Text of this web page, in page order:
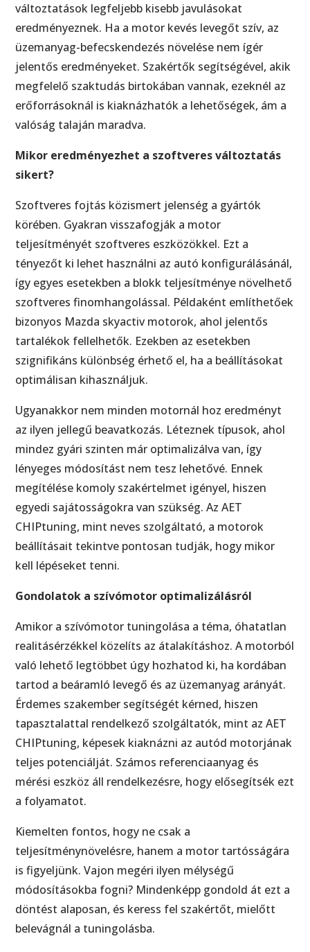
változtatások legfeljebb kisebb javulásokat
eredményeznek. Ha a motor kevés levegőt szív, az
üzemanyag-befecskendezés növelése nem ígér
jelentős eredményeket. Szakértők segítségével, akik
megfelelő szaktudás birtokában vannak, ezeknél az
erőforrásoknál is kiaknázhatók a lehetőségek, ám a
valóság talaján maradva.
Mikor eredményezhet a szoftveres változtatás
sikert?
Szoftveres fojtás közismert jelenség a gyártók
körében. Gyakran visszafogják a motor
teljesítményét szoftveres eszközökkel. Ezt a
tényezőt ki lehet használni az autó konfigurálásánál,
így egyes esetekben a blokk teljesítménye növelhető
szoftveres finomhangolással. Példaként említhetőek
bizonyos Mazda skyactiv motorok, ahol jelentős
tartalékok fellelhetők. Ezekben az esetekben
szignifikáns különbség érhető el, ha a beállításokat
optimálisan kihasználjuk.
Ugyanakkor nem minden motornál hoz eredményt
az ilyen jellegű beavatkozás. Léteznek típusok, ahol
mindez gyári szinten már optimalizálva van, így
lényeges módosítást nem tesz lehetővé. Ennek
megítélése komoly szakértelmet igényel, hiszen
egyedi sajátosságokra van szükség. Az AET
CHIPtuning, mint neves szolgáltató, a motorok
beállításait tekintve pontosan tudják, hogy mikor
kell lépéseket tenni.
Gondolatok a szívómotor optimalizálásról
Amikor a szívómotor tuningolása a téma, óhatatlan
realitásérzékkel közelíts az átalakításhoz. A motorból
való lehető legtöbbet úgy hozhatod ki, ha kordában
tartod a beáramló levegő és az üzemanyag arányát.
Érdemes szakember segítségét kérned, hiszen
tapasztalattal rendelkező szolgáltatók, mint az AET
CHIPtuning, képesek kiaknázni az autód motorjának
teljes potenciálját. Számos referenciaanyag és
mérési eszköz áll rendelkezésre, hogy elősegítsék ezt
a folyamatot.
Kiemelten fontos, hogy ne csak a
teljesítménynövelésre, hanem a motor tartósságára
is figyeljünk. Vajon megéri ilyen mélységű
módosításokba fogni? Mindenképp gondold át ezt a
döntést alaposan, és keress fel szakértőt, mielőtt
belevágnál a tuningolásba.